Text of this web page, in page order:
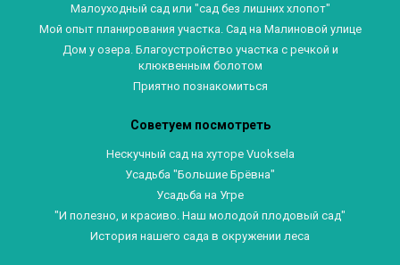
Малоуходный сад или "сад без лишних хлопот"
Мой опыт планирования участка. Сад на Малиновой улице
Дом у озера. Благоустройство участка с речкой и
клюквенным болотом
Приятно познакомиться
Советуем посмотреть
Нескучный сад на хуторе Vuoksela
Усадьба "Большие Брёвна"
Усадьба на Угре
"И полезно, и красиво. Наш молодой плодовый сад"
История нашего сада в окружении леса